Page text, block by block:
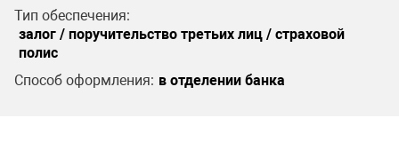
Тип обеспечения:
залог / поручительство третьих лиц / страховой
полис
Способ оформления: в отделении банка